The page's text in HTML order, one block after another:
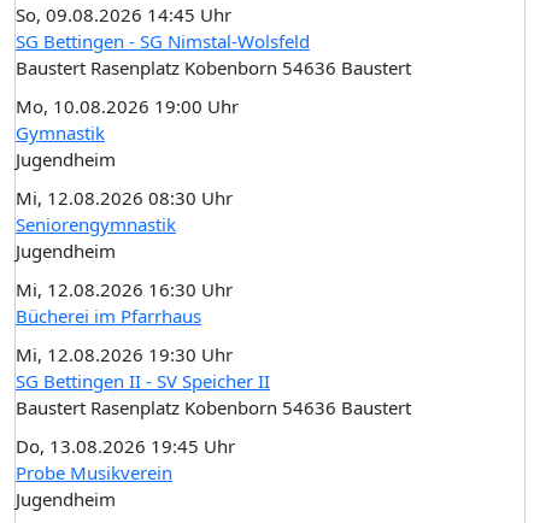
So, 09.08.2026 14:45 Uhr
SG Bettingen - SG Nimstal-Wolsfeld
Baustert Rasenplatz Kobenborn 54636 Baustert
Mo, 10.08.2026 19:00 Uhr
Gymnastik
Jugendheim
Mi, 12.08.2026 08:30 Uhr
Seniorengymnastik
Jugendheim
Mi, 12.08.2026 16:30 Uhr
Bücherei im Pfarrhaus
Mi, 12.08.2026 19:30 Uhr
SG Bettingen II - SV Speicher II
Baustert Rasenplatz Kobenborn 54636 Baustert
Do, 13.08.2026 19:45 Uhr
Probe Musikverein
Jugendheim